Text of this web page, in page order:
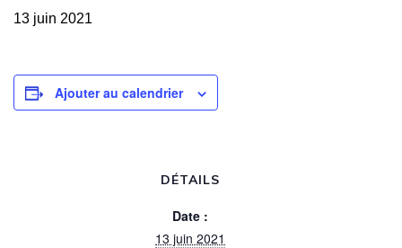
13 juin 2021
Ajouter au calendrier
DÉTAILS
Date :
13 juin 2021